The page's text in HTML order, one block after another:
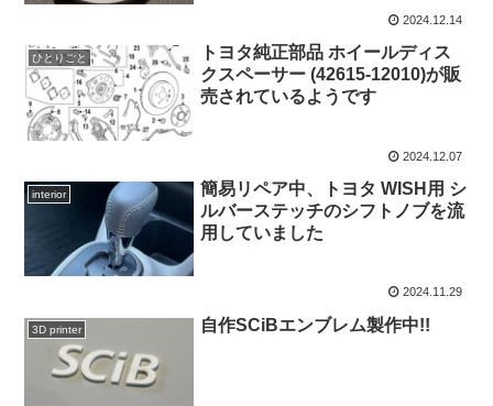
2024.12.14
ひとりごと
トヨタ純正部品 ホイールディス
クスペーサー (42615-12010)が販
売されているようです
2024.12.07
interior
簡易リペア中、トヨタ WISH用 シ
ルバーステッチのシフトノブを流
用していました
2024.11.29
3D printer 自作SCiBエンブレム製作中!!